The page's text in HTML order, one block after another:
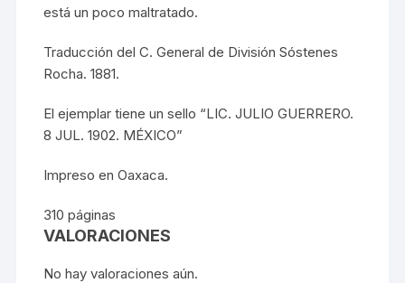
está un poco maltratado.
Traducción del C. General de División Sóstenes
Rocha. 1881.
El ejemplar tiene un sello “LIC. JULIO GUERRERO.
8 JUL. 1902. MÉXICO”
Impreso en Oaxaca.
310 páginas
VALORACIONES
No hay valoraciones aún.